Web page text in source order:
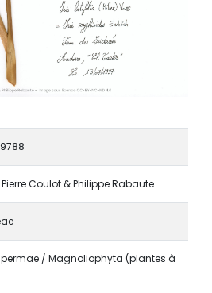
Pierre Coulot & Philippe Rabaute
/ Magnoliophyta (plantes à